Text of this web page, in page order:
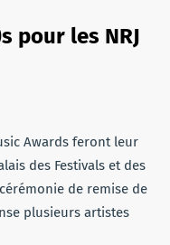
pour les NRJ
Awards feront leur
des Festivals et des
de remise de
plusieurs artistes